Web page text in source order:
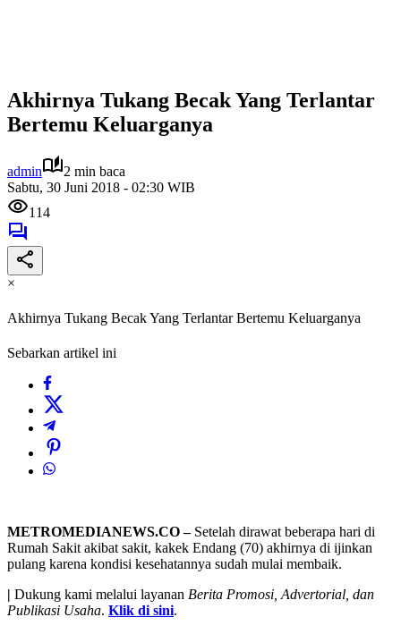
Akhirnya Tukang Becak Yang Terlantar
Bertemu Keluarganya
admin
2 min baca
Sabtu, 30 Juni 2018 - 02:30 WIB
114
×
Akhirnya Tukang Becak Yang Terlantar Bertemu Keluarganya
Sebarkan artikel ini
METROMEDIANEWS.CO –Setelah dirawat beberapa hari di
Rumah Sakit akibat sakit, kakek Endang (70) akhirnya di ijinkan
pulang karena kondisi kesehatannya sudah mulai membaik.
| Dukung kami melalui layanan Berita Promosi, Advertorial, dan
Publikasi Usaha. Klik di sini.